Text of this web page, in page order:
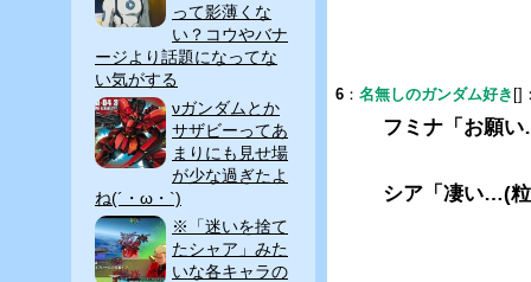
6 ： 名無しのガンダム好き []
フミナ「お願
シア「凄い…(
って影薄くな
い？コウやバナ
ージより話題になってな
い気がする
νガンダムとか
サザビーってあ
まりにも見せ場
が少な過ぎたよ
ね(´・ω・`)
※「迷いを捨て
たシャア」みた
いな各キャラの